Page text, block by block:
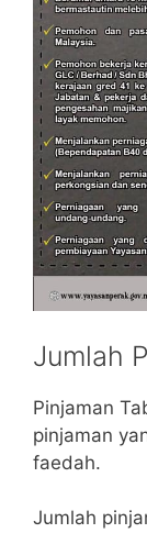
Jumlah
Pinjaman
pinjaman
faedah.
Jumlah